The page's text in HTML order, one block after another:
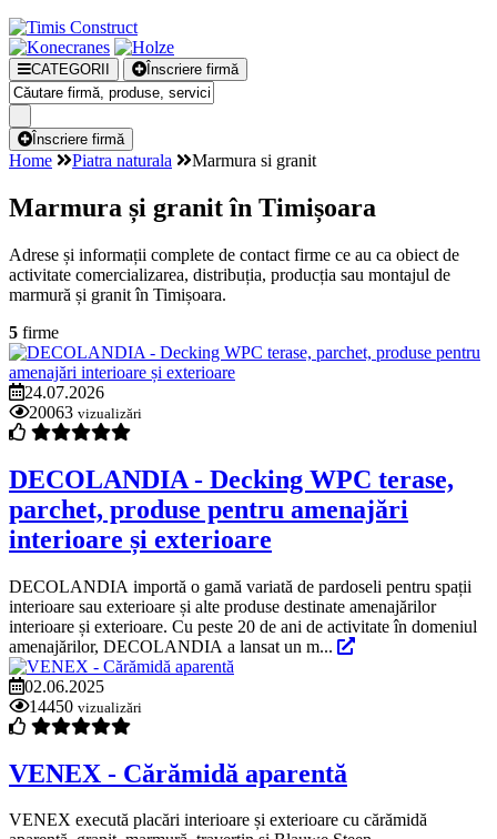
CATEGORII Înscriere firmă
Înscriere firmă
Home Piatra naturala Marmura si granit
Marmura și granit în Timișoara
Adrese și informații complete de contact firme ce au ca obiect de
activitate comercializarea, distribuția, producția sau montajul de
marmură și granit în Timișoara.
5 firme
24.07.2026
20063 vizualizări
DECOLANDIA - Decking WPC terase,
parchet, produse pentru amenajări
interioare și exterioare
DECOLANDIA importă o gamă variată de pardoseli pentru spații
interioare sau exterioare și alte produse destinate amenajărilor
interioare și exterioare. Cu peste 20 de ani de activitate în domeniul
amenajărilor, DECOLANDIA a lansat un m...
02.06.2025
14450 vizualizări
VENEX - Cărămidă aparentă
VENEX execută placări interioare și exterioare cu cărămidă